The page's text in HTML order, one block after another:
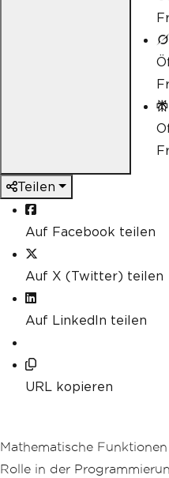
Teilen
Auf Facebook teilen
Auf X (Twitter) teilen
Auf LinkedIn teilen
URL kopieren
Mathematische
Rolle in der